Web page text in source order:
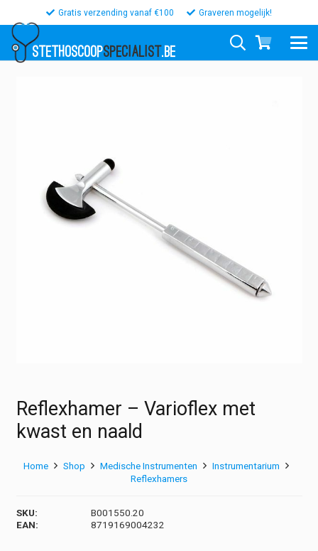
Gratis verzending vanaf €100 Graveren mogelijk!
STETHOSCOOPSPECIALIST.BE
Reflexhamer – Varioflex met
kwast en naald
Home Shop Medische Instrumenten
Instrumentarium
Reflexhamers
SKU:
B001550.20
EAN:
8719169004232